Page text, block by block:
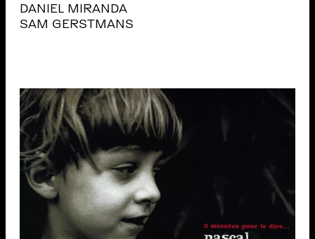
DANIEL MIRANDA
SAM GERSTMANS